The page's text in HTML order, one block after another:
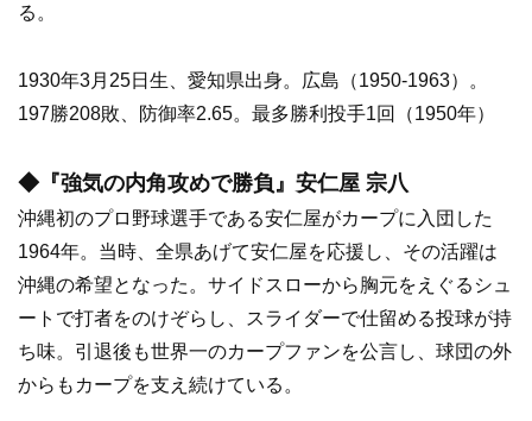
る。
1930年3月25日生、愛知県出身。広島（1950-1963）。
197勝208敗、防御率2.65。最多勝利投手1回（1950年）
◆『強気の内角攻めで勝負』安仁屋 宗八
沖縄初のプロ野球選手である安仁屋がカープに入団した
1964年。当時、全県あげて安仁屋を応援し、その活躍は
沖縄の希望となった。サイドスローから胸元をえぐるシュ
ートで打者をのけぞらし、スライダーで仕留める投球が持
ち味。引退後も世界一のカープファンを公言し、球団の外
からもカープを支え続けている。